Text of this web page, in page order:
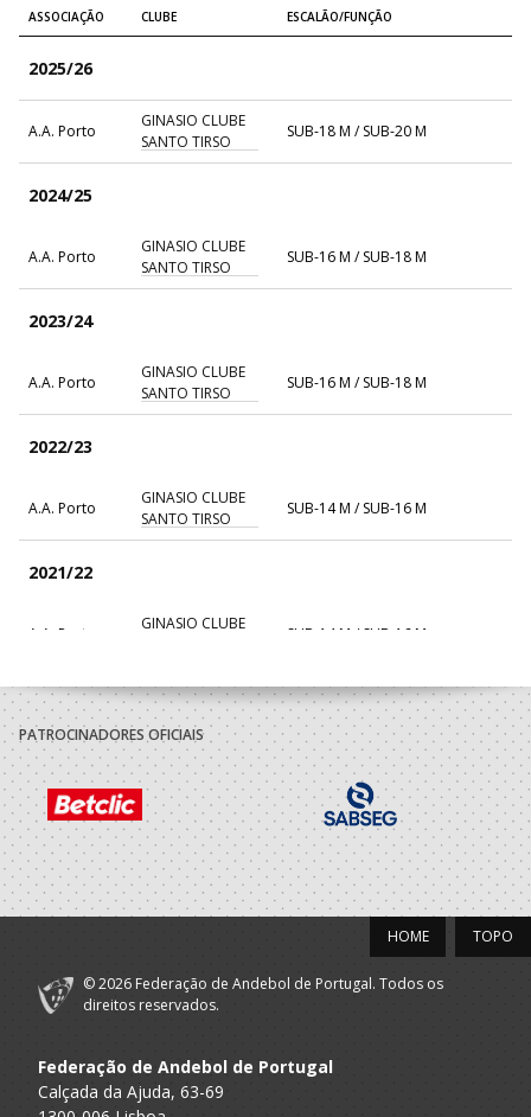
ASSOCIAÇÃO CLUBE ESCALÃO/FUNÇÃO
2025/26
A.A. Porto
GINASIO CLUBE
SANTO TIRSO
SUB-18 M / SUB-20 M
2024/25
A.A. Porto
GINASIO CLUBE
SANTO TIRSO
SUB-16 M / SUB-18 M
2023/24
A.A. Porto
GINASIO CLUBE
SANTO TIRSO
SUB-16 M / SUB-18 M
2022/23
A.A. Porto
GINASIO CLUBE
SANTO TIRSO
SUB-14 M / SUB-16 M
2021/22
A.A. Porto
GINASIO CLUBE
SUB-14 M / SUB-16 M
2020/21
A.A. Porto
GINASIO CLUBE
SANTO TIRSO
SUB-13 M / SUB-15 M
2019/20
A.A. Porto
GINASIO CLUBE
SANTO TIRSO
Minis M / Infantis M
A.A. Porto
GINASIO CLUBE
2017/18
PATROCINADORES OFICIAIS
TOPO
HOME
© 2026 Federação de Andebol de Portugal. Todos os
direitos reservados.
Federação de Andebol de Portugal
Calçada da Ajuda, 63-69